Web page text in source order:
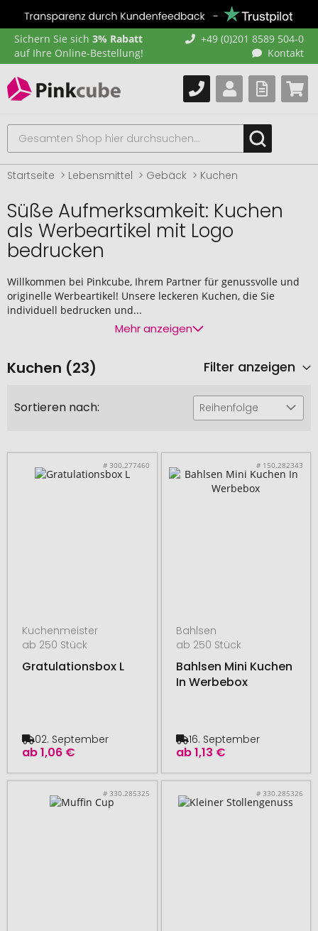
Sichern Sie sich 3% Rabatt
auf Ihre Online-Bestellung!
+49 (0)201 8589 504-0
Kontakt
Startseite Lebensmittel Gebäck Kuchen
Süße Aufmerksamkeit: Kuchen
als Werbeartikel mit Logo
bedrucken
Willkommen bei Pinkcube, Ihrem Partner für genussvolle und
originelle Werbeartikel! Unsere leckeren Kuchen, die Sie
individuell bedrucken und...
Mehr anzeigen
Kuchen (23) Filter anzeigen
Sortieren nach: Reihenfolge
# 300.277460
Kuchenmeister
ab 250 Stück
Gratulationsbox L
ab1,06 €
02. September
# 150.282343
Bahlsen
ab 250 Stück
Bahlsen Mini Kuchen
In Werbebox
ab1,13 €
16. September
# 330.285325 # 330.285326